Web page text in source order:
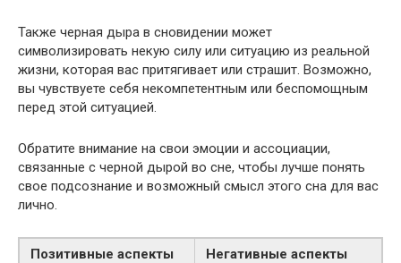
Также черная дыра в сновидении может
символизировать некую силу или ситуацию из реальной
жизни, которая вас притягивает или страшит. Возможно,
вы чувствуете себя некомпетентным или беспомощным
перед этой ситуацией.
Обратите внимание на свои эмоции и ассоциации,
связанные с черной дырой во сне, чтобы лучше понять
свое подсознание и возможный смысл этого сна для вас
лично.
Позитивные аспекты
Негативные аспекты